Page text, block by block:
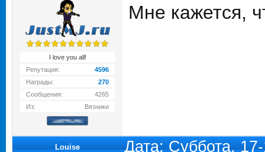
I love you all!
Репутация:
4596
Награды:
270
Сообщения:
4265
Из:
Вязники
Мне кажется,
Louise Дата: Суббота,